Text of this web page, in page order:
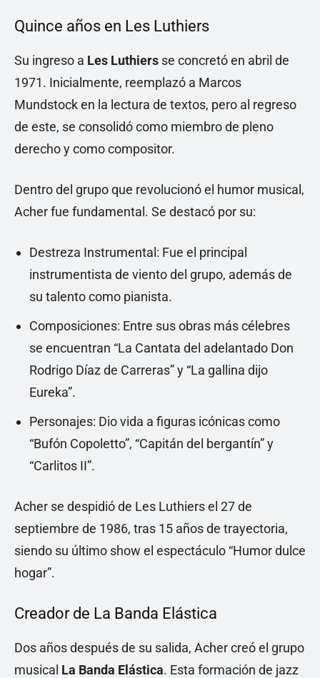
Quince años en Les Luthiers
Su ingreso a Les Luthiers se concretó en abril de
1971. Inicialmente, reemplazó a Marcos
Mundstock en la lectura de textos, pero al regreso
de este, se consolidó como miembro de pleno
derecho y como compositor.
Dentro del grupo que revolucionó el humor musical,
Acher fue fundamental. Se destacó por su:
Destreza Instrumental: Fue el principal
instrumentista de viento del grupo, además de
su talento como pianista.
Composiciones: Entre sus obras más célebres
se encuentran “La Cantata del adelantado Don
Rodrigo Díaz de Carreras” y “La gallina dijo
Eureka”.
Personajes: Dio vida a figuras icónicas como
“Bufón Copoletto”, “Capitán del bergantín” y
“Carlitos II”.
Acher se despidió de Les Luthiers el 27 de
septiembre de 1986, tras 15 años de trayectoria,
siendo su último show el espectáculo “Humor dulce
hogar”.
Creador de La Banda Elástica
Dos años después de su salida, Acher creó el grupo
musical La Banda Elástica. Esta formación de jazz